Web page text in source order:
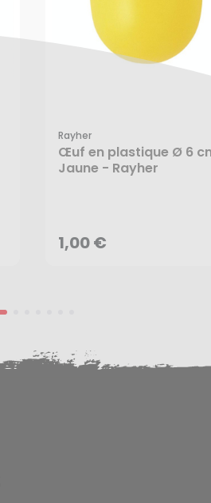
Rayher
Œuf en plastique Ø 6
Jaune - Rayher
1,00 €AJOUTER AU PANIER